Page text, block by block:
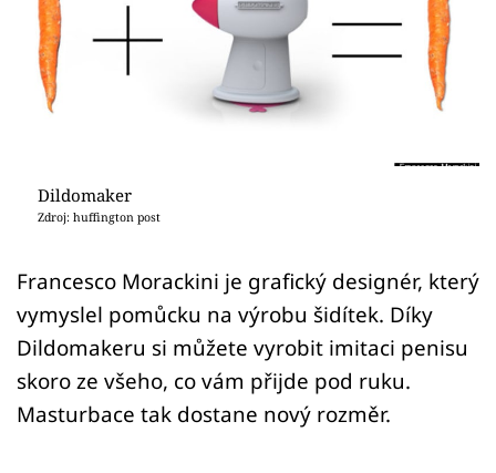
Sex a vztahy
Videa
Přihlášení
Sledujte nás
Dildomaker
Zdroj: huffington post
Francesco Morackini je grafický designér, který
vymyslel pomůcku na výrobu šidítek. Díky
Dildomakeru si můžete vyrobit imitaci penisu
skoro ze všeho, co vám přijde pod ruku.
Masturbace tak dostane nový rozměr.